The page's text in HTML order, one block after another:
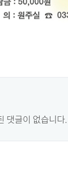
댓글이 없습니다.